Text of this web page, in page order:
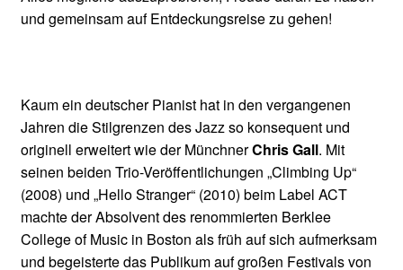
und gemeinsam auf Entdeckungsreise zu gehen!
Kaum ein deutscher Pianist hat in den vergangenen
Jahren die Stilgrenzen des Jazz so konsequent und
originell erweitert wie der MünchnerChris Gall. Mit
seinen beiden Trio-Veröffentlichungen „Climbing Up“
(2008) und „Hello Stranger“ (2010) beim Label ACT
machte der Absolvent des renommierten Berklee
College of Music in Boston als früh auf sich aufmerksam
und begeisterte das Publikum auf großen Festivals von